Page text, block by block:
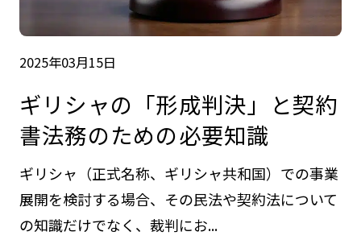
2025年03月15日
ギリシャの「形成判決」と契約
書法務のための必要知識
ギリシャ（正式名称、ギリシャ共和国）での事業
展開を検討する場合、その民法や契約法について
の知識だけでなく、裁判にお...